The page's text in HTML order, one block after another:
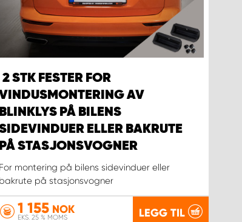
2 STK FESTER FOR
AV
BLINKLYS PÅ BILENS
ELLER BAKRUTE
PÅ STASJONSVOGNER
For montering på bilens sidevinduer eller
bakrute på stasjonsvogner
1 155NOK
EKS. 25 % MOMS LEGG TIL